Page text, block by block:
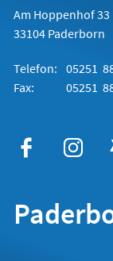
Am Hoppenhof 33
33104 Paderborn
Telefon: 05251
Fax:
05251